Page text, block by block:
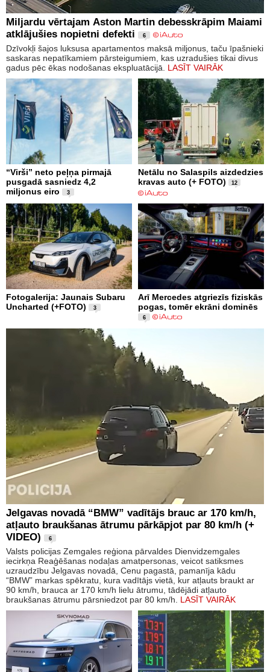
Miljardu vērtajam Aston Martin debesskrāpim Maiami
atklājušies nopietni defekti
6
Dzīvokļi šajos luksusa apartamentos maksā miljonus, taču īpašnieki
saskaras nepatīkamiem pārsteigumiem, kas uzradušies tikai divus
gadus pēc ēkas nodošanas ekspluatācijā. LASĪT VAIRĀK
“Virši” neto peļņa pirmajā
pusgadā sasniedz 4,2
miljonus eiro
3
Netālu no Salaspils aizdedzies
kravas auto (+ FOTO)
12
Fotogalerija: Jaunais Subaru
Uncharted (+FOTO)
3
Arī Mercedes atgriezīs fiziskās
pogas, tomēr ekrāni dominēs
6
Jelgavas novadā “BMW” vadītājs brauc ar 170 km/h,
atļauto braukšanas ātrumu pārkāpjot par 80 km/h (+
VIDEO)
6
Valsts policijas Zemgales reģiona pārvaldes Dienvidzemgales
iecirkņa Reaģēšanas nodaļas amatpersonas, veicot satiksmes
uzraudzību Jelgavas novadā, Cenu pagastā, pamanīja kādu
“BMW” markas spēkratu, kura vadītājs vietā, kur atļauts braukt ar
90 km/h, brauca ar 170 km/h lielu ātrumu, tādējādi atļauto
braukšanas ātrumu pārsniedzot par 80 km/h. LASĪT VAIRĀK